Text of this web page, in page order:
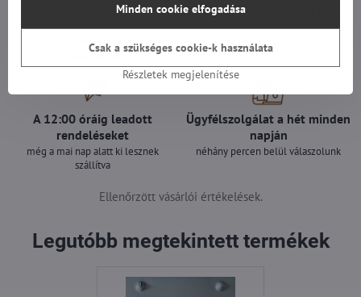
Minden termékünket
teszteljük
100%-os működőképességet
garantálunk
Szállítás csak 1490 Ft
25 000 Ft felett ingyenes a szállítás
A 12:00 óráig leadott
rendeléseket
még a mai nap alatt ki lesznek
szállítva
Ügyfélszolgálat a hét minden
napján
néhány percen belül válaszolunk
Ellenőrzött vásárlói értékelések.
Legutóbb megtekintett termékek
Részletek megjelenítése
Minden cookie elfogadása
Csak a szükséges cookie-k használata